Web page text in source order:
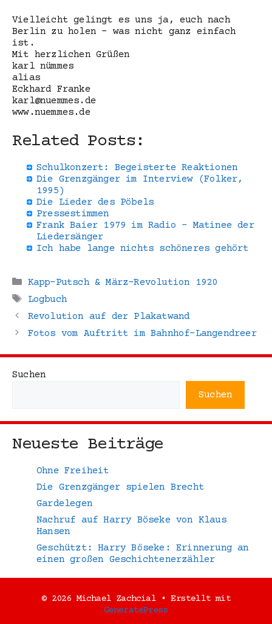
Vielleicht gelingt es uns ja, euch nach
Berlin zu holen – was nicht ganz einfach
ist.
Mit herzlichen Grüßen
karl nümmes
alias
Eckhard Franke
karl@nuemmes.de
www.nuemmes.de
Related Posts:
Schulkonzert: Begeisterte Reaktionen
Die Grenzgänger im Interview (Folker,
1995)
Die Lieder des Pöbels
Pressestimmen
Frank Baier 1979 im Radio - Matinee der
Liedersänger
Ich habe lange nichts schöneres gehört
Kategorien
Kapp-Putsch & März-Revolution 1920
Schlagwörter
Logbuch
Revolution auf der Plakatwand
Fotos vom Auftritt im Bahnhof-Langendreer
Suchen
Suchen
Neueste Beiträge
Ohne Freiheit
Die Grenzgänger spielen Brecht
Gardelegen
Nachruf auf Harry Böseke von Klaus
Hansen
Geschützt: Harry Böseke: Erinnerung an
einen großen Geschichtenerzähler
© 2026 Michael Zachcial• Erstellt mit
GeneratePress